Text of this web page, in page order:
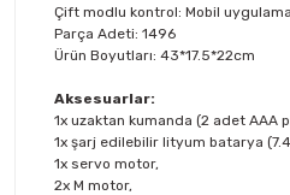
Çift modlu kontrol: Mobil
Parça Adeti: 1496
Ürün Boyutları: 43*17.5*22cm
Aksesuarlar:
1x uzaktan kumanda (2 adet AAA
1x şarj edilebilir lityum batarya
1x servo motor,
2x M motor,